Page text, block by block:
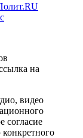
на
видео
согласие
конкретного